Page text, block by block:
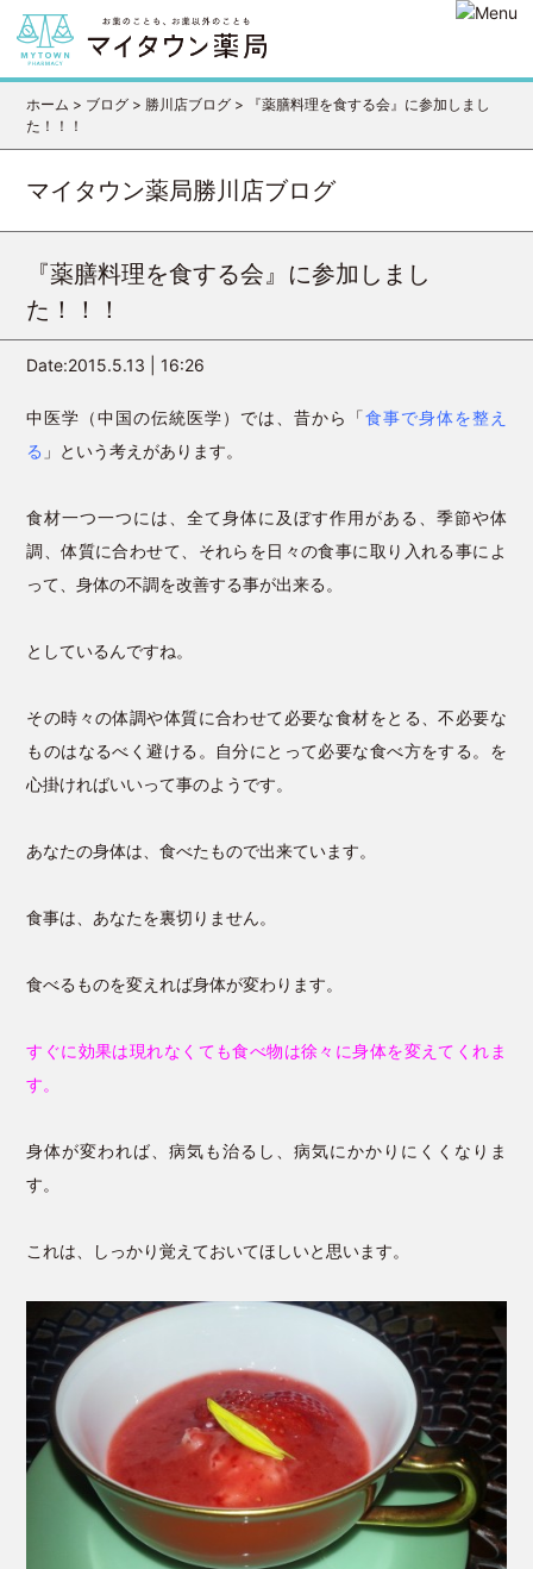
ホーム > ブログ > 勝川店ブログ >
『薬膳料理を食する会』に参加しまし
た！！！
マイタウン薬局勝川店ブログ
『薬膳料理を食する会』に参加しまし
た！！！
Date:2015.5.13 | 16:26
中医学（中国の伝統医学）では、昔から「食事で身体を整え
る 」という考えがあります。
食材一つ一つには、全て身体に及ぼす作用がある、季節や体
調、体質に合わせて、それらを日々の食事に取り入れる事によ
って、身体の不調を改善する事が出来る。
としているんですね。
その時々の体調や体質に合わせて必要な食材をとる、不必要な
ものはなるべく避ける。自分にとって必要な食べ方をする。を
心掛ければいいって事のようです。
あなたの身体は、食べたもので出来ています。
食事は、あなたを裏切りません。
食べるものを変えれば身体が変わります。
すぐに効果は現れなくても食べ物は徐々に身体を変えてくれま
す。
身体が変われば、病気も治るし、病気にかかりにくくなりま
す。
これは、しっかり覚えておいてほしいと思います。